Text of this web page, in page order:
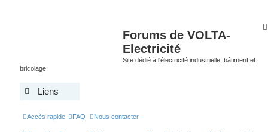
Forums de VOLTA-
Electricité
Site dédié à l'électricité industrielle, bâtiment et
bricolage.
Liens
Accès rapide FAQ Nous contacter